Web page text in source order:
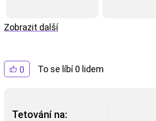
0 To se líbí 0 lidem
Tetování na:
Zobrazit další